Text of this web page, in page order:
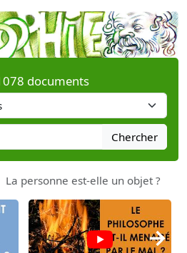
documents
Chercher
La personne est-elle un objet ?
→